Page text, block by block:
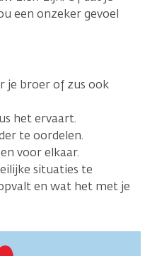
een onzeker gevoel
je broer of zus ook
het ervaart.
te oordelen.
voor elkaar.
situaties te
en wat het met je